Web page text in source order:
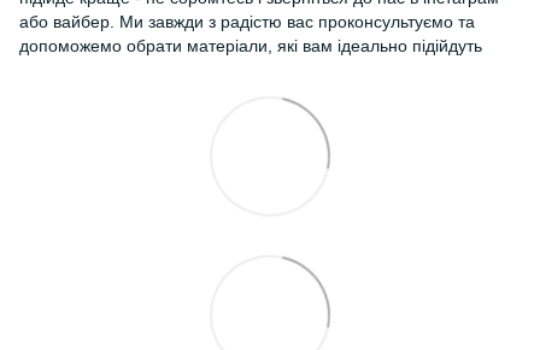
або вайбер. Ми завжди з радістю вас проконсультуємо та
допоможемо обрати матеріали, які вам ідеально підійдуть